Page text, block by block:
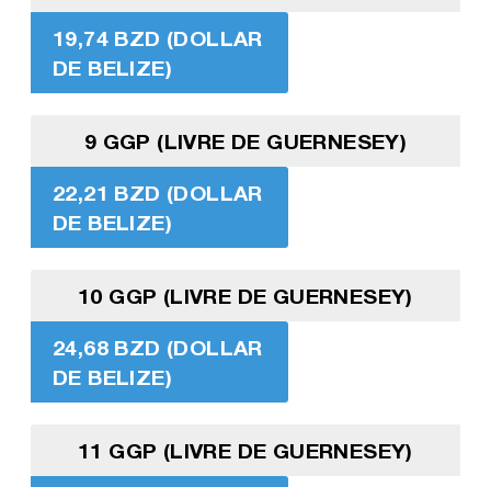
19,74 BZD (DOLLAR
DE BELIZE)
9 GGP (LIVRE DE GUERNESEY)
22,21 BZD (DOLLAR
DE BELIZE)
10 GGP (LIVRE DE GUERNESEY)
24,68 BZD (DOLLAR
DE BELIZE)
11 GGP (LIVRE DE GUERNESEY)